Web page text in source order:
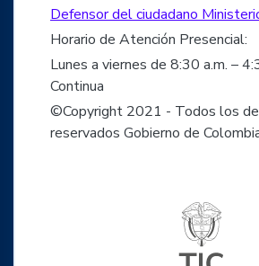
Defensor del ciudadano
Horario de Atención Presencial:
Lunes a viernes de 8:30 a.m. –
Continua
©Copyright 2021 - Todos los
reservados Gobierno de